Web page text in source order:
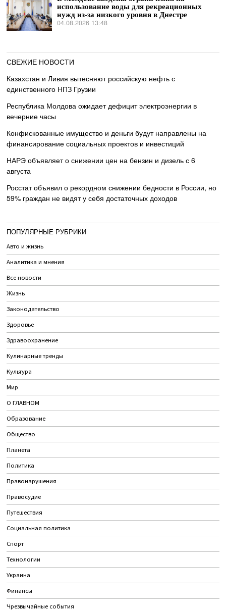
использование воды для рекреационных
нужд из-за низкого уровня в Днестре
04.08.2026 13:48
СВЕЖИЕ НОВОСТИ
Казахстан и Ливия вытесняют российскую нефть с
единственного НПЗ Грузии
Республика Молдова ожидает дефицит электроэнергии в
вечерние часы
Конфискованные имущество и деньги будут направлены на
финансирование социальных проектов и инвестиций
НАРЭ объявляет о снижении цен на бензин и дизель с 6
августа
Росстат объявил о рекордном снижении бедности в России, но
59% граждан не видят у себя достаточных доходов
ПОПУЛЯРНЫЕ РУБРИКИ
Авто и жизнь
Аналитика и мнения
Все новости
Жизнь
Законодательство
Здоровье
Здравоохранение
Кулинарные тренды
Культура
Мир
О ГЛАВНОМ
Образование
Общество
Планета
Политика
Правонарушения
Правосудие
Путешествия
Социальная политика
Спорт
Технологии
Украина
Финансы
Чрезвычайные события